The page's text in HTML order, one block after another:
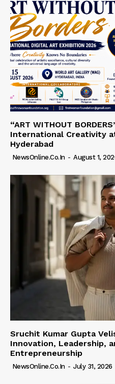
“ART WITHOUT
International Creativity
Hyderabad
NewsOnline.co.in - August 1,
Sruchit Kumar Gupta
Innovation, Leadership,
Entrepreneurship
NewsOnline.co.in - July 31, 2026